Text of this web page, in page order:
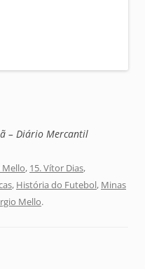
– Diário Mercantil
Mello, 15. Vítor Dias,
, História do Futebol, Minas
Mello.